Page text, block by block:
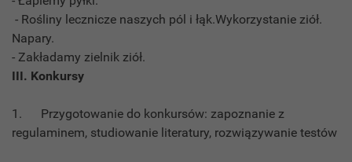
- Rośliny lecznicze naszych pól i łąk.Wykorzystanie ziół.
Napary.
- Zakładamy zielnik ziół.
III. Konkursy
1. Przygotowanie do konkursów: zapoznanie z
regulaminem, studiowanie literatury, rozwiązywanie testów